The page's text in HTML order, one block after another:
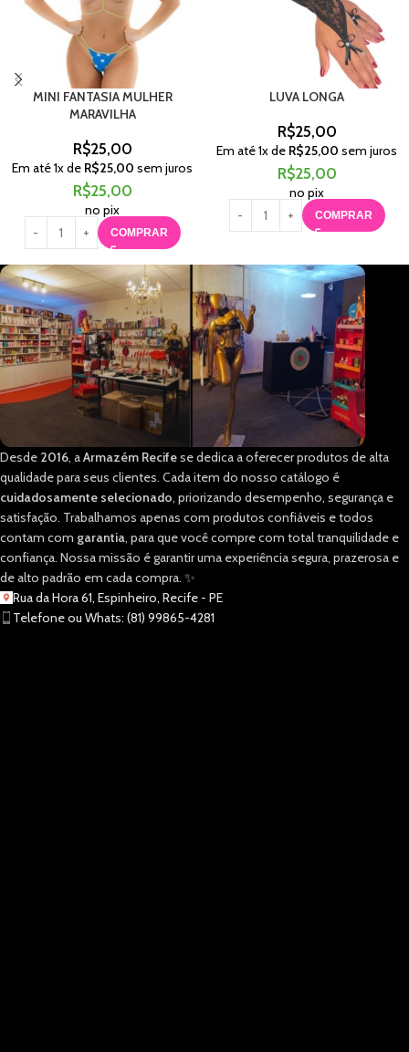
MINI FANTASIA MULHER
MARAVILHA
R$25,00
Em até1x de R$25,00 sem juros
R$25,00
no pix
COMPRAR
LUVA LONGA
R$25,00
Em até1x de R$25,00 sem juros
R$25,00
no pix
COMPRAR
Desde 2016, aArmazém Recifese dedica a oferecer produtos de alta
qualidade para seus clientes. Cada item do nosso catálogo é
cuidadosamente selecionado, priorizando desempenho, segurança e
satisfação. Trabalhamos apenas com produtos confiáveis e todos
contam com garantia, para que você compre com total tranquilidade e
confiança. Nossa missão é garantir uma experiência segura, prazerosa e
de alto padrão em cada compra. ✨
Rua da Hora 61, Espinheiro, Recife - PE
Telefone ou Whats: (81) 99865-4281